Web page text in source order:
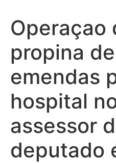
Operaçao
propina
emendas
hospital
assessor
deputado